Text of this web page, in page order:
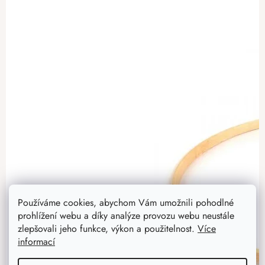
Používáme cookies, abychom Vám umožnili pohodlné
prohlížení webu a díky analýze provozu webu neustále
zlepšovali jeho funkce, výkon a použitelnost. Více
informací